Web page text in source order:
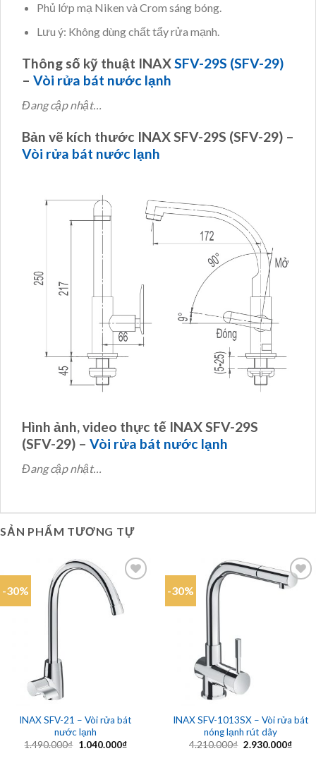
Phủ lớp mạ Niken và Crom sáng bóng.
Lưu ý: Không dùng chất tẩy rửa mạnh.
Thông số kỹ thuật INAXSFV-29S (SFV-29)
– Vòi rửa bát nước lạnh
Đang cập nhật…
Bản vẽ kích thước INAX SFV-29S (SFV-29) –
Vòi rửa bát nước lạnh
Hình ảnh, video thực tế INAX SFV-29S
(SFV-29) – Vòi rửa bát nước lạnh
Đang cập nhật…
SẢN PHẨM TƯƠNG TỰ
-30%
Add to
INAX SFV-21 – Vòi rửa bát
nước lạnh
1.490.000₫ Giá
1.040.000₫Giá
-30%
INAX SFV-1013SX – Vòi rửa bát
nóng lạnh rút dây
4.210.000₫ Giá
2.930.000₫Giá